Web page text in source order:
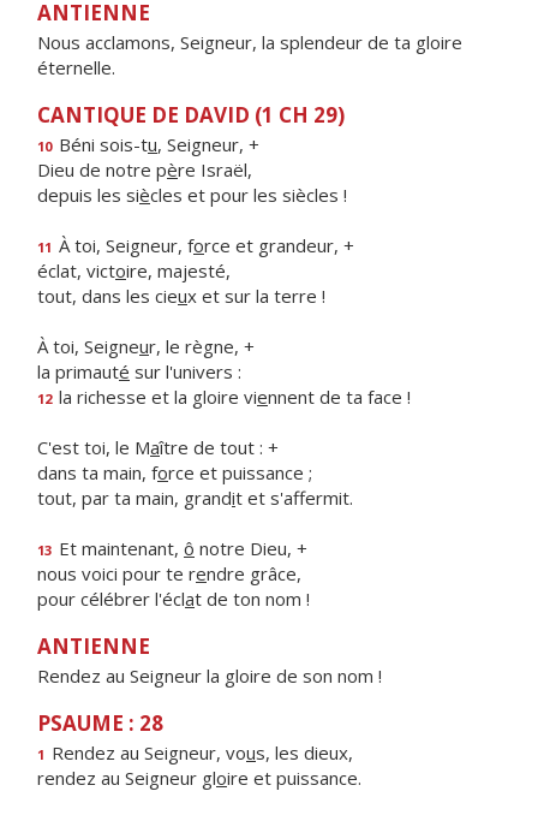
ANTIENNE
Nous acclamons, Seigneur, la splendeur de ta gloire
éternelle.
CANTIQUE DE DAVID (1 CH 29)
10 Béni sois-tu, Seigneur, +
Dieu de notre père Israël,
depuis les siècles et pour les siècles !
11 À toi, Seigneur, force et grandeur, +
éclat, victoire, majesté,
tout, dans les cieux et sur la terre !
À toi, Seigneur, le règne, +
la primauté sur l'univers :
12 la richesse et la gloire viennent de ta face !
C'est toi, le Maître de tout : +
dans ta main, force et puissance ;
tout, par ta main, grandit et s'affermit.
13 Et maintenant, ô notre Dieu, +
nous voici pour te rendre grâce,
pour célébrer l'éclat de ton nom !
ANTIENNE
Rendez au Seigneur la gloire de son nom !
PSAUME : 28
1 Rendez au Seigneur, vous, les dieux,
rendez au Seigneur gloire et puissance.